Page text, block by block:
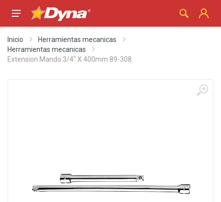
Inicio
Herramientas mecanicas
Herramientas mecanicas
Extension Mando 3/4" X 400mm 89-308